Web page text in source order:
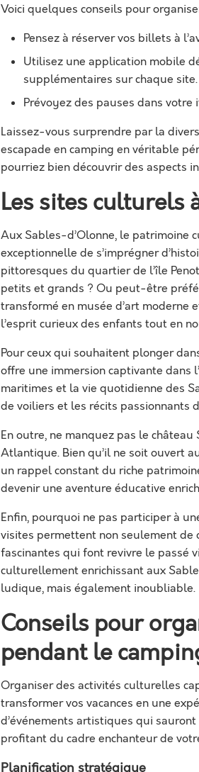
Voici quelques conseils pour
Pensez à réserver vos billets à
Utilisez une application mobile
supplémentaires sur chaque site.
Prévoyez des pauses dans
Laissez-vous surprendre par la
escapade en camping en véritable
pourriez bien découvrir des aspects
Les sites culturels
Aux Sables-d’Olonne, le patrimoine
exceptionnelle de s’imprégner
pittoresques du quartier de l’île
petits et grands ? Ou peut-être
transformé en musée d’art
l’esprit curieux des enfants tout en
Pour ceux qui souhaitent plonger
offre une immersion captivante dans
maritimes et la vie quotidienne des
de voiliers et les récits passionnants
En outre, ne manquez pas le
Atlantique. Bien qu’il ne soit ouvert
un rappel constant du riche
devenir une aventure éducative
Enfin, pourquoi ne pas participer à
visites permettent non seulement de
fascinantes qui font revivre le passé
culturellement enrichissant aux
ludique, mais également inoubliable.
Conseils pour
pendant le
Organiser des activités culturelles
transformer vos vacances en une
d’événements artistiques qui
profitant du cadre enchanteur de
Planification stratégique